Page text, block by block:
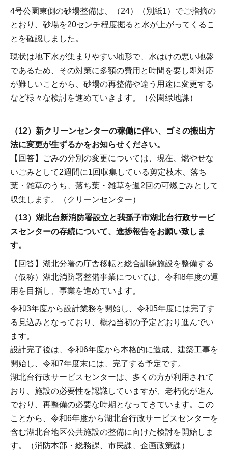
4号公園東側の砂場整備は、（24）（別紙1）でご指摘の
とおり、砂場を20センチ程度掘ると水が上がってくるこ
とを確認しました。
現状は地下水が集まりやすい地形で、水はけの悪い地盤
であるため、その対策に多額の費用と時間を要し即対応
が難しいことから、砂場の再整備や違う用途に変更する
など様々な検討を進めていきます。（公園緑地課）
（12）新クリーンセンターの稼働に伴い、ゴミの搬出方
法に変更が生ずるかをお知らせください。
【回答】ごみの分別の変更については、現在、燃やせな
いごみとして2週間に1回収集している剪定枝木、落ち
葉・雑草のうち、落ち葉・雑草を週2回の可燃ごみとして
収集します。（クリーンセンター）
（13）湖北台新消防署設立と我孫子市湖北台行政サービ
スセンターの存続について、進捗報告をお願い致しま
す。
【回答】湖北分署の庁舎移転と総合訓練施設を整備する
（仮称）湖北消防署整備事業については、令和8年度の運
用を目指し、事業を進めています。
令和3年度から設計業務を開始し、令和5年度には完了す
る見込みとなっており、概ね当初の予定どおり進んでい
ます。
設計完了後は、令和6年度から本格的に造成、建築工事を
開始し、令和7年度末には、完了する予定です。
湖北台行政サービスセンターは、多くの方が利用されて
おり、施設の必要性を認識していますが、老朽化が進ん
でおり、再整備の必要な時期となってきています。この
ことから、令和6年度から湖北台行政サービスセンターを
含む湖北台地区公共施設の整備に向けた検討を開始しま
す。（消防本部・総務課、市民課、企画政策課）